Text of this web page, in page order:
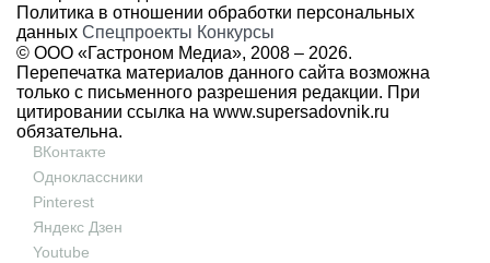
Политика в отношении обработки персональных
данных Спецпроекты Конкурсы
© ООО «Гастроном Медиа», 2008 – 2026.
Перепечатка материалов данного сайта возможна
только с письменного разрешения редакции. При
цитировании ссылка на www.supersadovnik.ru
обязательна.
ВКонтакте
Одноклассники
Pinterest
Яндекс Дзен
Youtube